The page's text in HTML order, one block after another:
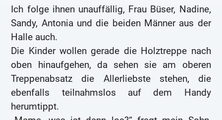
Ich folge ihnen unauffällig, Frau Büser, Nadine,
Sandy, Antonia und die beiden Männer aus der
Halle auch.
Die Kinder wollen gerade die Holztreppe nach
oben hinaufgehen, da sehen sie am oberen
Treppenabsatz die Allerliebste stehen, die
ebenfalls teilnahmslos auf dem Handy
herumtippt.